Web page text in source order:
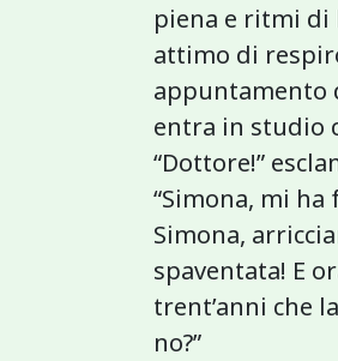
piena e ritmi di
attimo di
appuntamento
entra in studio
“Dottore!”
“Simona, mi
Simona,
spaventata! E
trent’anni che
no?”